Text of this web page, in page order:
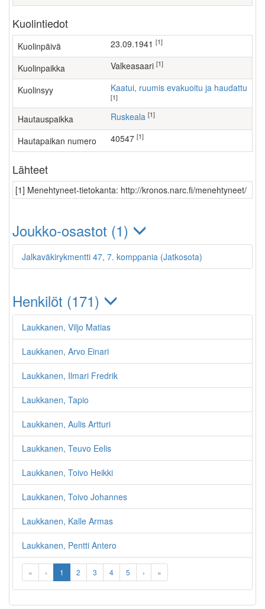
Kuolintiedot
Kuolinpäivä 23.09.1941 [1]
Kuolinpaikka Valkeasaari [1]
Kuolinsyy Kaatui, ruumis evakuoitu ja haudattu
[1]
Hautauspaikka Ruskeala [1]
Hautapaikan numero 40547 [1]
Lähteet
[1] Menehtyneet-tietokanta: http://kronos.narc.fi/menehtyneet/
Joukko-osastot (1)
Jalkaväkirykmentti 47, 7. komppania (Jatkosota)
Henkilöt (171)
Laukkanen, Viljo Matias
Laukkanen, Arvo Einari
Laukkanen, Ilmari Fredrik
Laukkanen, Tapio
Laukkanen, Aulis Artturi
Laukkanen, Teuvo Eelis
Laukkanen, Toivo Heikki
Laukkanen, Toivo Johannes
Laukkanen, Kalle Armas
Laukkanen, Pentti Antero
« ‹ 1 2 3 4 5 › »